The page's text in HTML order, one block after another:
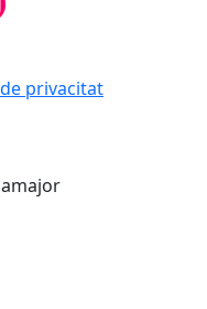
privacitat